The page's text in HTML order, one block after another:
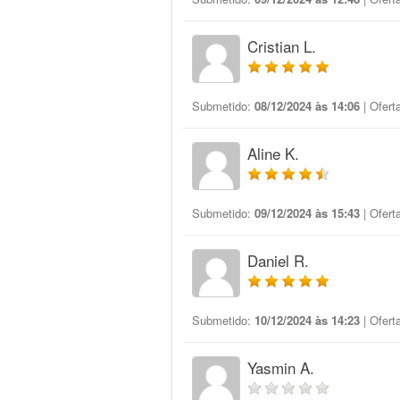
Cristian L.
Submetido: 08/12/2024 às 14:06 |
Aline K.
Submetido: 09/12/2024 às 15:43 |
Daniel R.
Submetido: 10/12/2024 às 14:23 |
Yasmin A.